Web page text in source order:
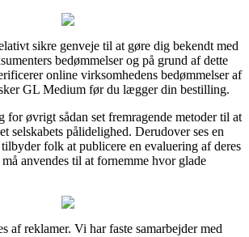
sikre genveje til at gøre dig bekendt med
bedømmelser og på grund af dette
online virksomhedens bedømmelser af
GL Medium før du lægger din bestilling.
for øvrigt sådan set fremragende metoder til at
selskabets pålidelighed. Derudover ses en
folk at publicere en evaluering af deres
anvendes til at fornemme hvor glade
af reklamer. Vi har faste samarbejder med